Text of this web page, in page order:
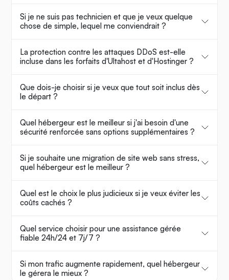
Si je ne suis pas technicien et que je veux quelque
chose de simple, lequel me conviendrait ?
La protection contre les attaques DDoS est-elle
incluse dans les forfaits d'Ultahost et d'Hostinger ?
Que dois-je choisir si je veux que tout soit inclus dès
le départ ?
Quel hébergeur est le meilleur si j'ai besoin d'une
sécurité renforcée sans options supplémentaires ?
Si je souhaite une migration de site web sans stress,
quel hébergeur est le meilleur ?
Quel est le choix le plus judicieux si je veux éviter les
coûts cachés ?
Quel service choisir pour une assistance gérée
fiable 24h/24 et 7j/7 ?
Si mon trafic augmente rapidement, quel hébergeur
le gérera le mieux ?